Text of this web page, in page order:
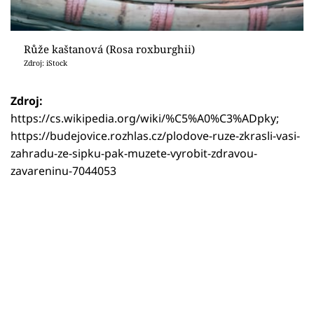
Růže kaštanová (Rosa roxburghii)
Zdroj: iStock
Zdroj:
https://cs.wikipedia.org/wiki/%C5%A0%C3%ADpky;
https://budejovice.rozhlas.cz/plodove-ruze-zkrasli-vasi-
zahradu-ze-sipku-pak-muzete-vyrobit-zdravou-
zavareninu-7044053